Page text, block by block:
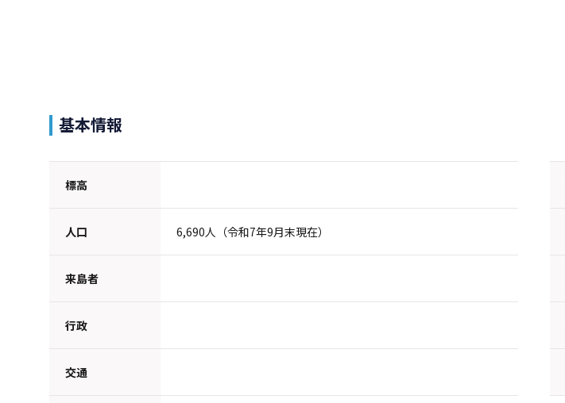
基本情報
標高
人口 6,690人（令和7年9月末現在）
来島者
行政
交通